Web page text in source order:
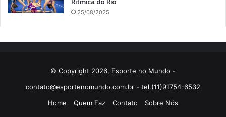
25/08/2025
© Copyright 2026, Esporte no Mundo -
contato@esportenomundo.com.br - tel.(11)91754-6532
Home
Quem Faz Contato Sobre Nós